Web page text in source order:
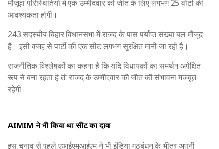
मौजूदा परिस्थितियों में एक उम्मीदवार को जीत के लिए लगभग 25 वोटों की
आवश्यकता होगी।
243 सदस्यीय बिहार विधानसभा में राजद के पास पर्याप्त संख्या बल मौजूद
है। इसी वजह से पार्टी की एक सीट लगभग सुरक्षित मानी जा रही है।
राजनीतिक विश्लेषकों का कहना है कि यदि विधायकों का समर्थन अपेक्षित
रूप से बना रहता है तो राजद के उम्मीदवार की जीत की संभावना मजबूत
रहेगी।
AIMIM ने भी किया था सीट का दावा
इस चुनाव से पहले एआईएमआईएम ने भी इंडिया गठबंधन के भीतर अपनी